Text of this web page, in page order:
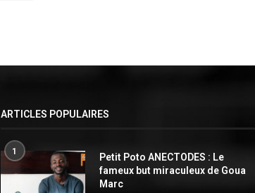
ARTICLES POPULAIRES
1
Petit Poto ANECTODES : Le
fameux but miraculeux de Goua
Marc